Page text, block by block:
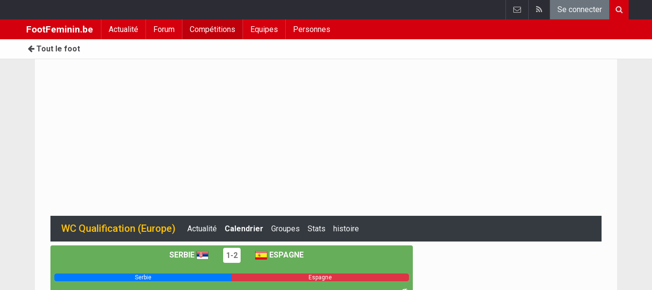
Se connecter
FootFeminin.be Actualité Forum Compétitions Equipes Personnes
Tout le foot
WC Qualification (Europe) Actualité Calendrier Groupes Stats histoire
SERBIE 1-2 ESPAGNE
Serbie Espagne